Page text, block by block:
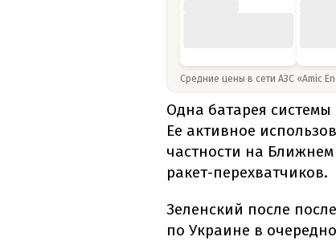
Средние цены в сети АЗС «Amic
Одна батарея
Ее активное
частности на
ракет-перехватчиков.
Зеленский после
по Украине в